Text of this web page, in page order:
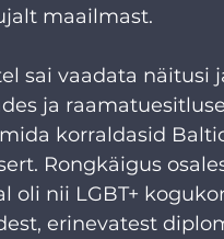
maailmast.
sai vaadata
ja
korraldasid
Rongkäigus
oli nii LGBT+
erinevatest